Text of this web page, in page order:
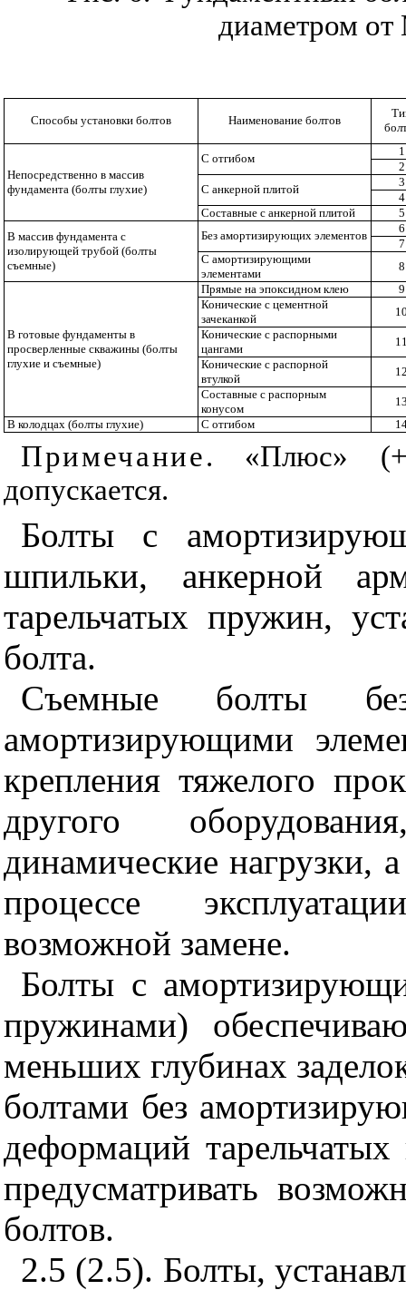
диаметром
Способы установки болтов Наименование болтов
Непосредственно в массив
фундамента (болты глухие)
С отгибом
1
2
С анкерной плитой
3
4
Составные с анкерной плитой
5
В массив фундамента с
изолирующей трубой (болты
съемные)
Без амортизирующих элементов
6
7
С амортизирующими
элементами
8
В готовые фундаменты в
просверленные скважины (болты
глухие и съемные)
Прямые на эпоксидном клею
9
Конические с цементной
зачеканкой
Конические с распорными
цангами
Конические с распорной
втулкой
Составные с распорным
конусом
В колодцах (болты глухие)
С отгибом
Примечание. «Плюс»
допускается.
Болты с
шпильки, анкерной
тарельчатых пружин,
болта.
Съемные болты
амортизирующими
крепления тяжелого
другого
динамические нагрузки,
процессе
возможной замене.
Болты с
пружинами)
меньших глубинах
болтами без
деформаций
предусматривать
болтов.
2.5 (2.5). Болты,